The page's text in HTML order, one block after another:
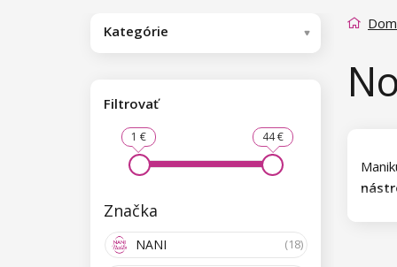
Kategórie
Filtrovať
1 € 44 €
Značka
NANI (18)